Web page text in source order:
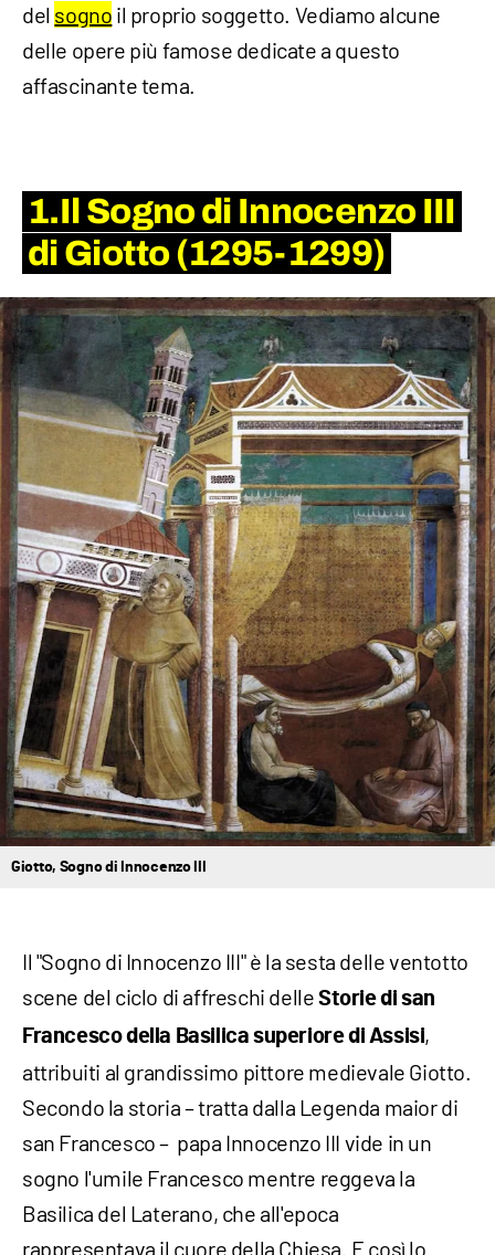
del sogno il proprio soggetto. Vediamo alcune
delle opere più famose dedicate a questo
affascinante tema.
1.Il Sogno di Innocenzo III
di Giotto (1295-1299)
Giotto, Sogno di Innocenzo III
Il "Sogno di Innocenzo III" è la sesta delle ventotto
scene del ciclo di affreschi delle Storie di san
Francesco della Basilica superiore di Assisi,
attribuiti al grandissimo pittore medievale Giotto.
Secondo la storia – tratta dalla Legenda maior di
san Francesco – papa Innocenzo III vide in un
sogno l'umile Francesco mentre reggeva la
Basilica del Laterano, che all'epoca
rappresentava il cuore della Chiesa. E così lo